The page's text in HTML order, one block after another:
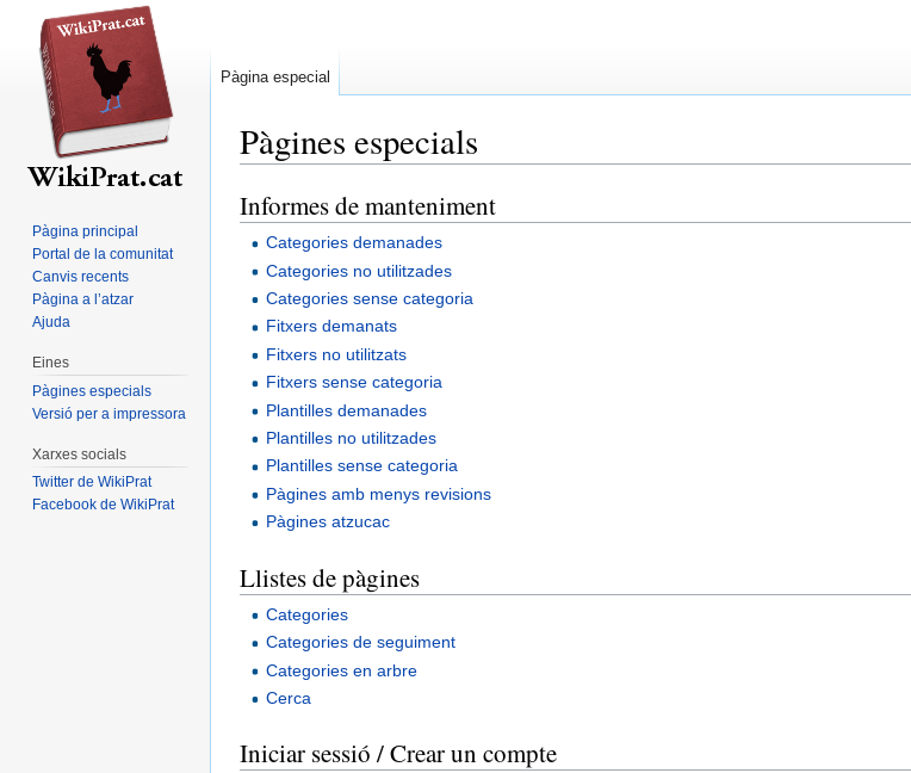
Pàgines especials
Jump
to
navigation
Jump
to
search
Informes de manteniment
Categories demanades
Categories no utilitzades
Categories sense categoria
Fitxers demanats
Fitxers no utilitzats
Fitxers sense categoria
Plantilles demanades
Plantilles no utilitzades
Plantilles sense categoria
Pàgines amb menys revisions
Pàgines atzucac
Llistes de pàgines
Categories
Categories de seguiment
Categories en arbre
Cerca
Iniciar sessió / Crear un compte
Pàgina especial
Pàgina principal
Portal de la comunitat
Canvis recents
Pàgina a l’atzar
Ajuda
Eines
Pàgines especials
Versió per a impressora
Xarxes socials
Twitter de WikiPrat
Facebook de WikiPrat